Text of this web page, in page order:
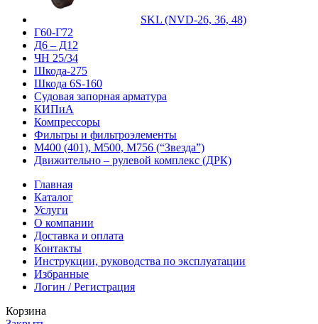
SKL (NVD-26, 36, 48)
Г60-Г72
Д6 – Д12
ЧН 25/34
Шкода-275
Шкода 6S-160
Судовая запорная арматура
КИПиА
Компрессоры
Фильтры и фильтроэлементы
М400 (401), М500, М756 (“Звезда”)
Движительно – рулевой комплекс (ДРК)
Главная
Каталог
Услуги
О компании
Доставка и оплата
Контакты
Инструкции, руководства по эксплуатации
Избранные
Логин / Регистрация
Корзина